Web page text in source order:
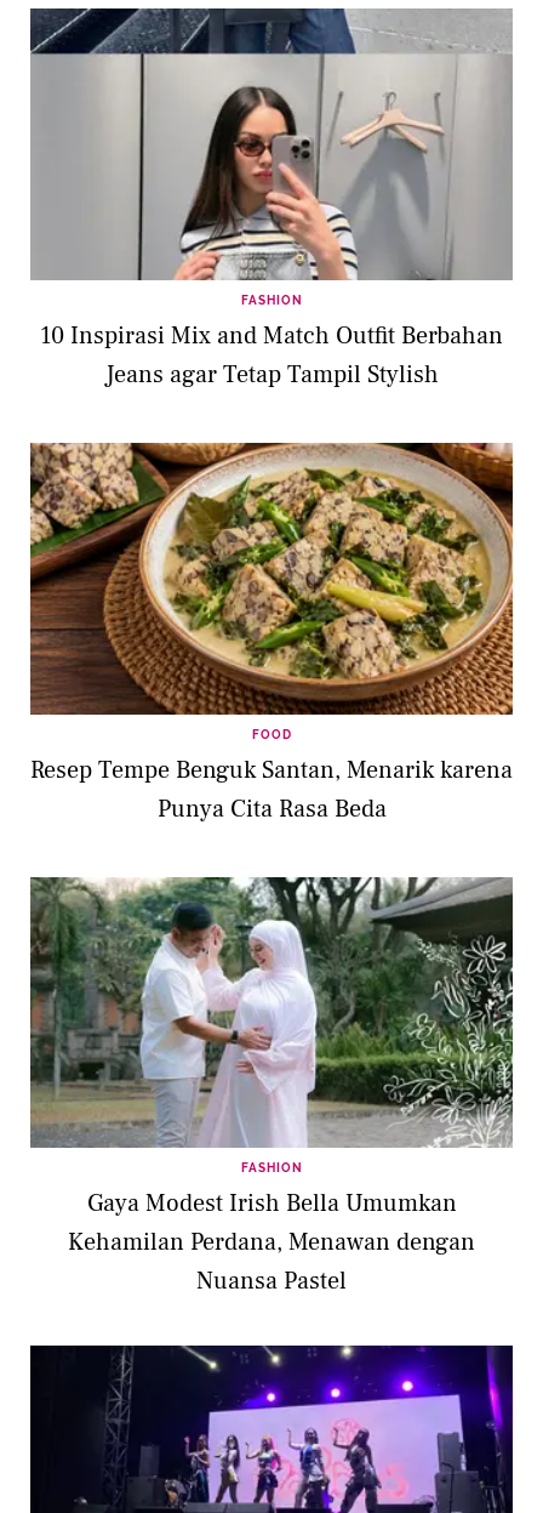
FASHION
10 Inspirasi Mix and Match Outfit Berbahan
Jeans agar Tetap Tampil Stylish
FOOD
Resep Tempe Benguk Santan, Menarik karena
Punya Cita Rasa Beda
FASHION
Gaya Modest Irish Bella Umumkan
Kehamilan Perdana, Menawan dengan
Nuansa Pastel